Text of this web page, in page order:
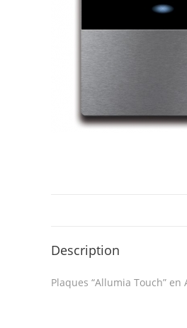
Description
Plaques “Allumia Touch”